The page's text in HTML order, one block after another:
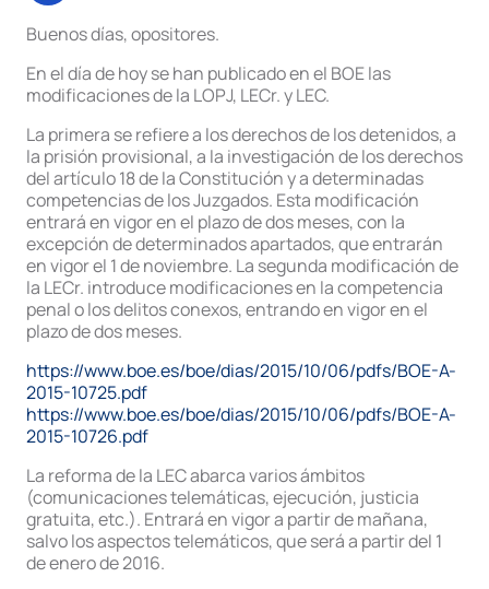
Buenos días, opositores.
En el día de hoy se han publicado en el BOE las
modificaciones de la LOPJ, LECr. y LEC.
La primera se refiere a los derechos de los detenidos, a
la prisión provisional, a la investigación de los derechos
del artículo 18 de la Constitución y a determinadas
competencias de los Juzgados. Esta modificación
entrará en vigor en el plazo de dos meses, con la
excepción de determinados apartados, que entrarán
en vigor el 1 de noviembre. La segunda modificación de
la LECr. introduce modificaciones en la competencia
penal o los delitos conexos, entrando en vigor en el
plazo de dos meses.
https://www.boe.es/boe/dias/2015/10/06/pdfs/BOE-A-
2015-10725.pdf
https://www.boe.es/boe/dias/2015/10/06/pdfs/BOE-A-
2015-10726.pdf
La reforma de la LEC abarca varios ámbitos
(comunicaciones telemáticas, ejecución, justicia
gratuita, etc.). Entrará en vigor a partir de mañana,
salvo los aspectos telemáticos, que será a partir del 1
de enero de 2016.